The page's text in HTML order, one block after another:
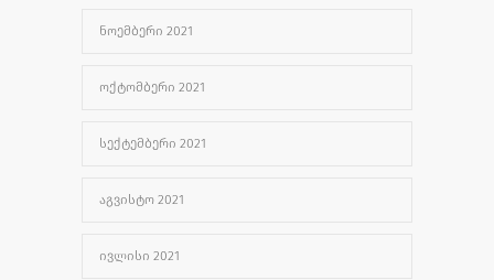
ᲜᲝᲔᲛᲑᲔᲠᲘ 2021
ᲝᲥᲢᲝᲛᲑᲔᲠᲘ 2021
ᲡᲔᲥᲢᲔᲛᲑᲔᲠᲘ 2021
ᲐᲒᲕᲘᲡᲢᲝ 2021
ᲘᲕᲚᲘᲡᲘ 2021